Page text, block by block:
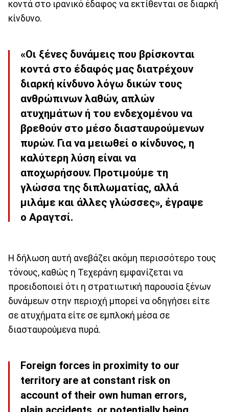
κοντά στο ιρανικό έδαφος να εκτίθενται σε διαρκή
κίνδυνο.
«Οι ξένες δυνάμεις που βρίσκονται
κοντά στο έδαφός μας διατρέχουν
διαρκή κίνδυνο λόγω δικών τους
ανθρώπινων λαθών, απλών
ατυχημάτων ή του ενδεχομένου να
βρεθούν στο μέσο διασταυρούμενων
πυρών. Για να μειωθεί ο κίνδυνος, η
καλύτερη λύση είναι να
αποχωρήσουν. Προτιμούμε τη
γλώσσα της διπλωματίας, αλλά
μιλάμε και άλλες γλώσσες», έγραψε
ο Αραγτσί.
Η δήλωση αυτή ανεβάζει ακόμη περισσότερο τους
τόνους, καθώς η Τεχεράνη εμφανίζεται να
προειδοποιεί ότι η στρατιωτική παρουσία ξένων
δυνάμεων στην περιοχή μπορεί να οδηγήσει είτε
σε ατυχήματα είτε σε εμπλοκή μέσα σε
διασταυρούμενα πυρά.
Foreign forces in proximity to our
territory are at constant risk on
account of their own human errors,